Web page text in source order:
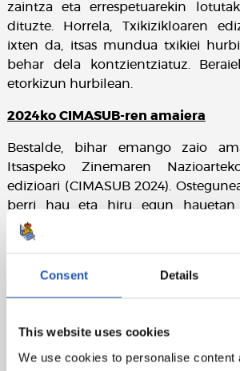
Consent Details
This website uses cookies
We use cookies to personalise content
zaintza eta errespetuarekin
dituzte. Horrela, Txikizikloaren
ixten da, itsas mundua txikiei
behar dela kontzientziatuz.
etorkizun hurbilean.
2024ko CIMASUB-ren amaiera
Bestalde, bihar emango zaio
Itsaspeko Zinemaren
edizioari (CIMASUB 2024).
berri hau eta hiru egun hauetan
hainbat itsaso ezagutuko ditugu
film laburrei esker.